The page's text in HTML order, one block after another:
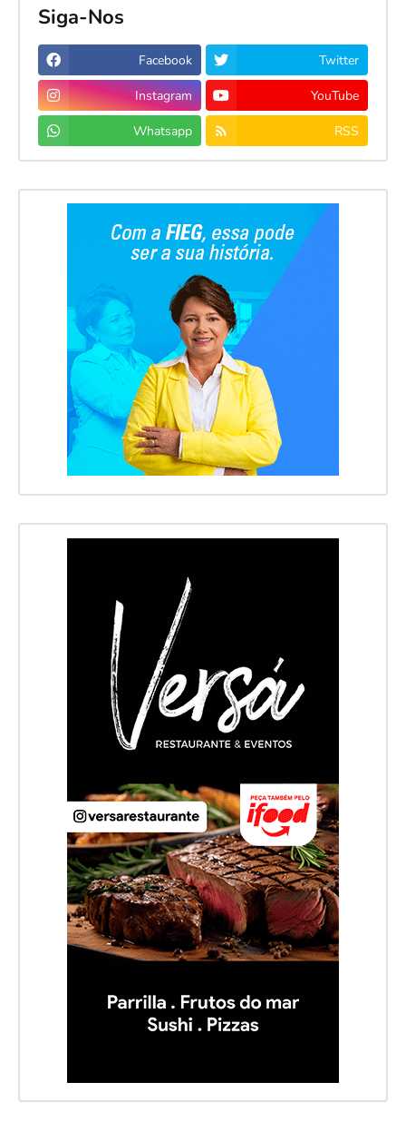
Siga-Nos
Facebook Twitter
Instagram YouTube
Whatsapp RSS